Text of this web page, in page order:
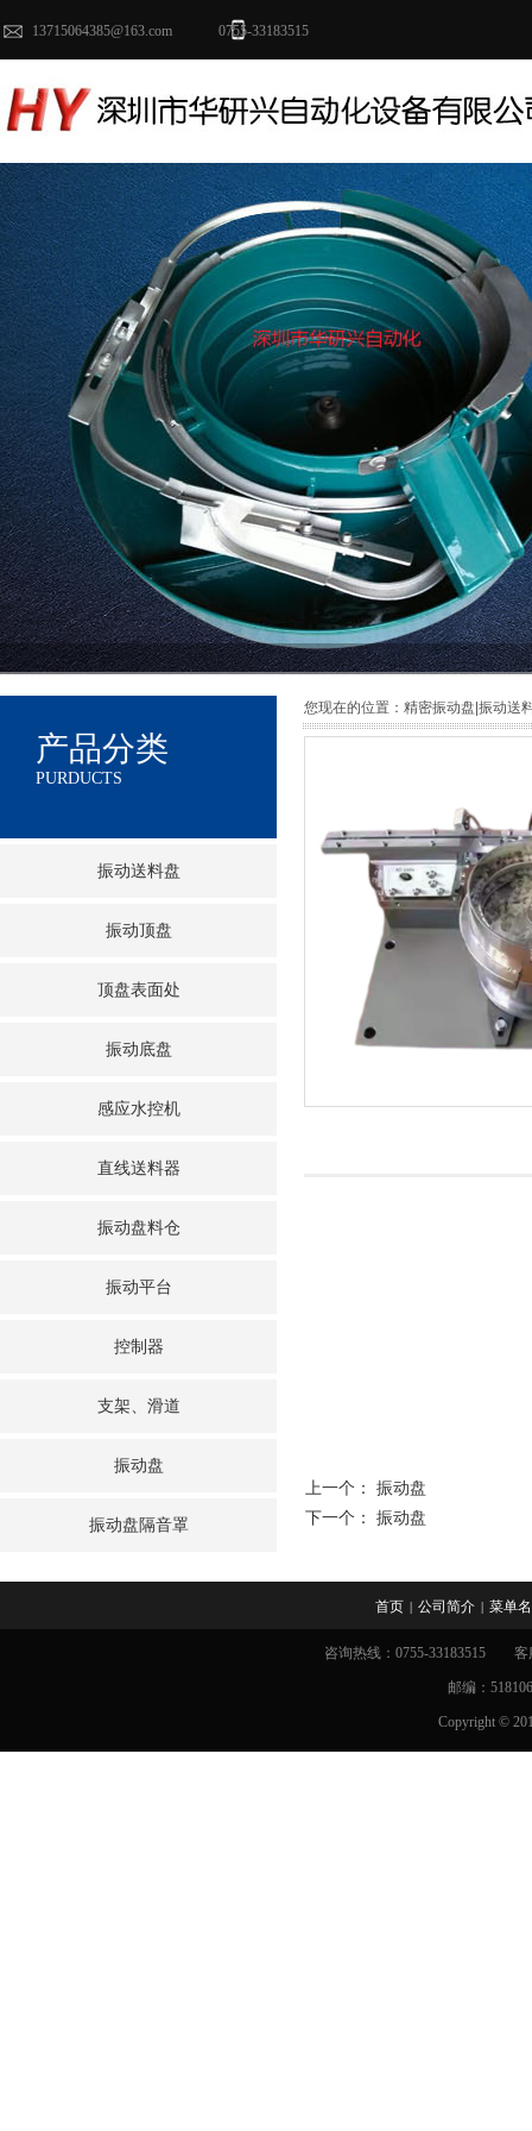
13715064385@163.com 0755-33183515
产品分类
PURDUCTS
振动送料盘
振动顶盘
顶盘表面处
振动底盘
感应水控机
直线送料器
振动盘料仓
振动平台
控制器
支架、滑道
振动盘
振动盘隔音罩
您现在的位置： 精密振动盘|振动送
上一个： 振动盘
下一个： 振动盘
咨询热线：0755-33183515 客
邮编：
Copyright ©
首页 | 公司简介 | 菜单